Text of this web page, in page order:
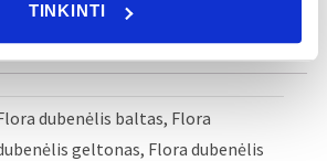
TINKINTI
naudoti orkaitėje ir šaldiklyje.
dubenėlis baltas, Flora
geltonas, Flora dubenėlis